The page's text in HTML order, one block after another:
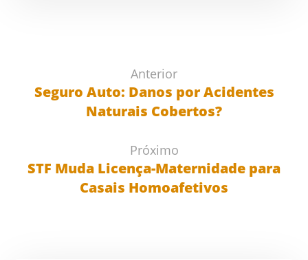
Anterior
Seguro Auto: Danos por Acidentes
Naturais Cobertos?
Próximo
STF Muda Licença-Maternidade para
Casais Homoafetivos